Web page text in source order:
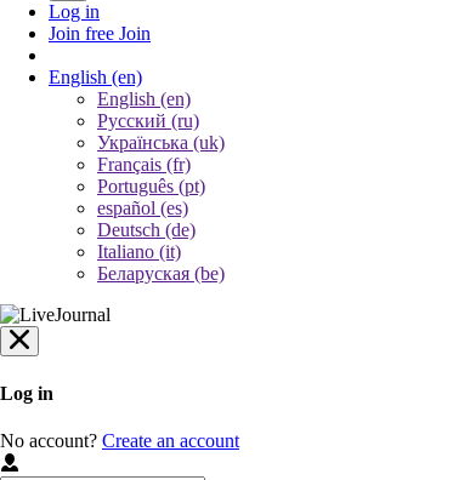
Log in
Join free Join
English (en)
English (en)
Русский (ru)
Українська (uk)
Français (fr)
Português (pt)
español (es)
Deutsch (de)
Italiano (it)
Беларуская (be)
Log in
No account? Create an account